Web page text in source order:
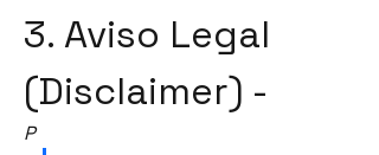
3. Aviso Legal
(Disclaimer) -
P